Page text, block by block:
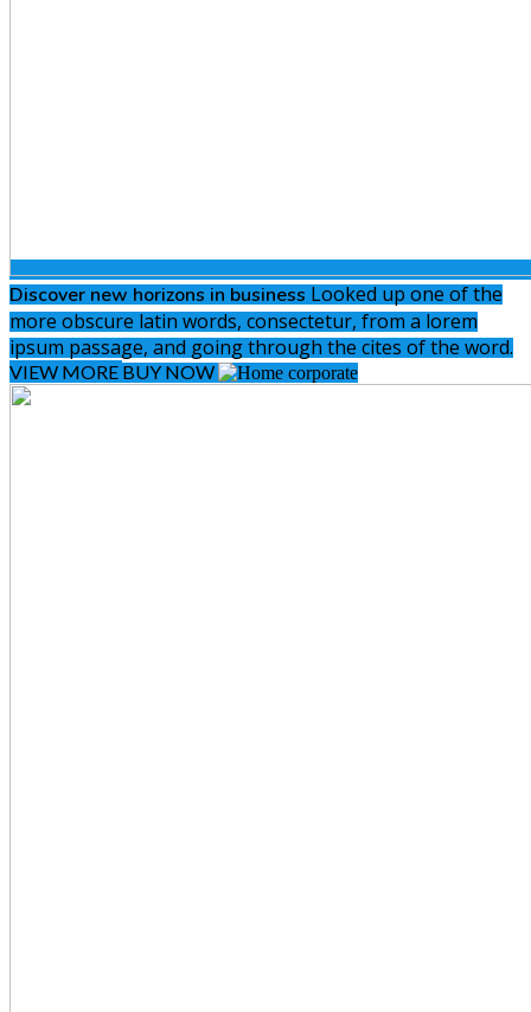
Discover new horizons in business Looked up one of the
more obscure latin words, consectetur, from a lorem
ipsum passage, and going through the cites of the word.
VIEW MORE BUY NOW